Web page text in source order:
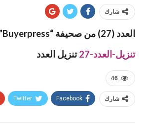
شارك
العدد (27) من صحيفة “Buyerpress”
تنزيل-العدد-27
تنزيل العدد
46
شارك Facebook
Twitter